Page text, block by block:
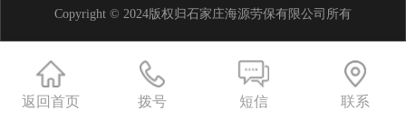
Copyright © 2024版权归石家庄海源劳保有限公司所有
返回首页 拨号 短信 联系